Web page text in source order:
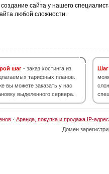
создание сайта у нашего
любой сложности.
шаг - заказ хостинга из
тарифных планов.
вы можете заказать у нас
выделенного сервера.
Шаг
· Аренда, покупка и продажа IP-
Домен